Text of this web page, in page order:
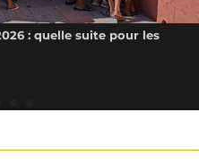
: quelle suite pour les